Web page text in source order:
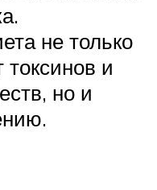
не только
токсинов и
но и